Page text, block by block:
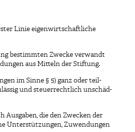
Linie eigenwirtschaftliche
bestimmten Zwecke verwandt
aus Mitteln der Stiftung.
im Sinne § 5) ganz oder teil-
und steuerrechtlich unschäd-
Ausgaben, die den Zwecken der
Unterstützungen, Zuwendungen